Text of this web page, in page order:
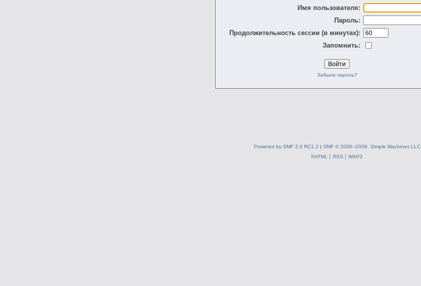
Имя пользователя:
Пароль:
Продолжительность сессии (в минутах):
Запомнить:
Забыли пароль?
Powered by SMF 2.0 RC1.2 | SMF © 2006–2009, Simple Machines LLC
XHTML
RSS WAP2